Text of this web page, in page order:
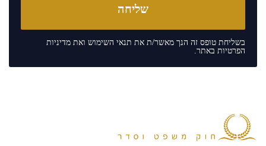
בשליחת טופס זה הנך מאשר/ת את תנאי השימוש ואת מדיניות
הפרטיות באתר.